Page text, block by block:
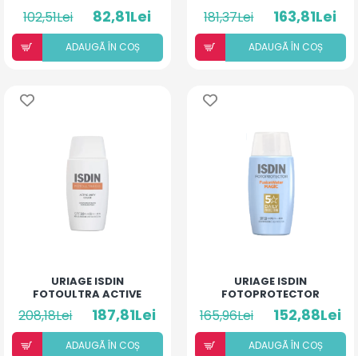
PROTECTIE SOLARA
SPF50+ 50ML GOLD
102,51Lei 82,81Lei
ADAUGÃ ÎN COȘ
FUSION FLUID MINERAL
BABY PEDIATRICS SPF
50+ 50ML
181,37Lei 163,81Lei
ADAUGÃ ÎN COȘ
URIAGE ISDIN
FOTOULTRA ACTIVE
UNIFY COLOR 100+ SPF
FUSION FLUID 50ML
208,18Lei 187,81Lei
ADAUGÃ ÎN COȘ
URIAGE ISDIN
FOTOPROTECTOR
FUSION WATHER MAGIC
SPF50 50ML
165,96Lei 152,88Lei
ADAUGÃ ÎN COȘ